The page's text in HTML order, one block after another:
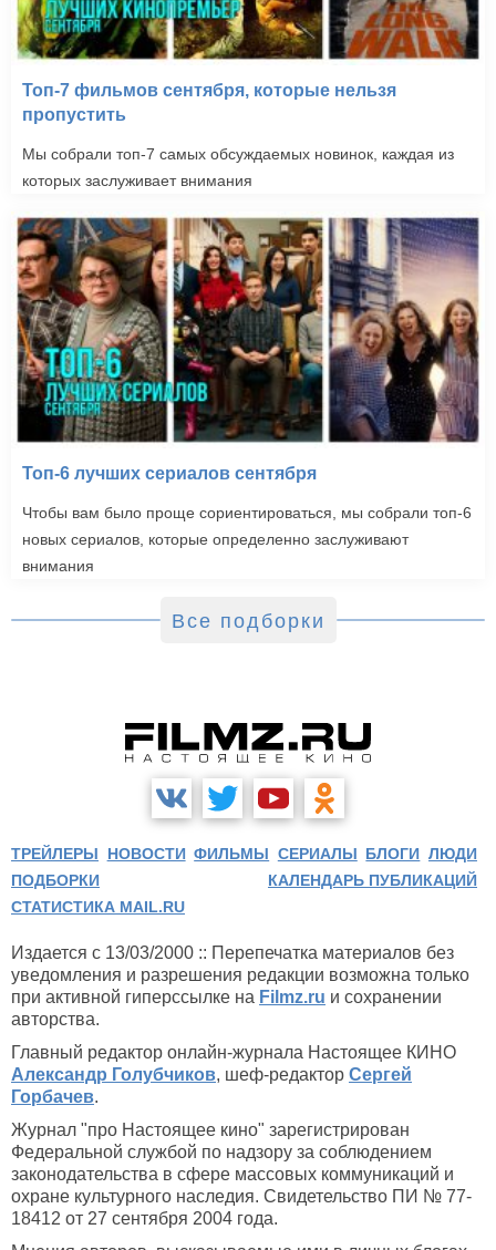
Топ-7 фильмов сентября, которые нельзя
пропустить
Мы собрали топ-7 самых обсуждаемых новинок, каждая из
которых заслуживает внимания
Топ-6 лучших сериалов сентября
Чтобы вам было проще сориентироваться, мы собрали топ-6
новых сериалов, которые определенно заслуживают
внимания
Все подборки
ТРЕЙЛЕРЫ НОВОСТИ ФИЛЬМЫ СЕРИАЛЫ БЛОГИ ЛЮДИ
ПОДБОРКИ
КАЛЕНДАРЬ ПУБЛИКАЦИЙ
СТАТИСТИКА MAIL.RU
Издается с 13/03/2000 :: Перепечатка материалов без
уведомления и разрешения редакции возможна только
при активной гиперссылке на Filmz.ru и сохранении
авторства.
Главный редактор онлайн-журнала Настоящее КИНО
Александр Голубчиков, шеф-редактор Сергей
Горбачев.
Журнал "про Настоящее кино" зарегистрирован
Федеральной службой по надзору за соблюдением
законодательства в сфере массовых коммуникаций и
охране культурного наследия. Свидетельство ПИ № 77-
18412 от 27 сентября 2004 года.